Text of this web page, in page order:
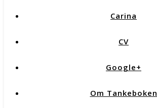
Carina
CV
Google+
Om Tankeboken